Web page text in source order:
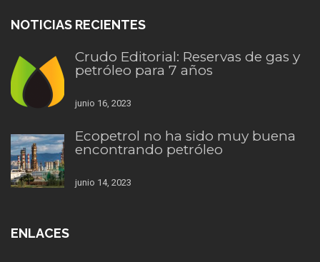
NOTICIAS RECIENTES
Crudo Editorial: Reservas de gas y
petróleo para 7 años
junio 16, 2023
Ecopetrol no ha sido muy buena
encontrando petróleo
junio 14, 2023
ENLACES